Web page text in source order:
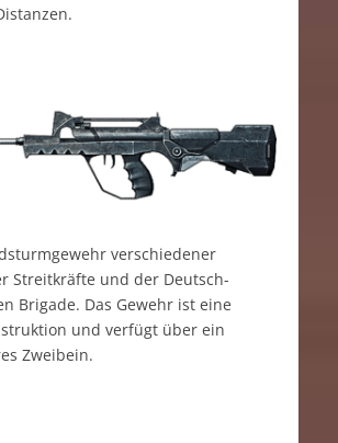
verschiedener
Streitkräfte und der Deutsch-
Brigade. Das Gewehr ist eine
und verfügt über ein
Zweibein.